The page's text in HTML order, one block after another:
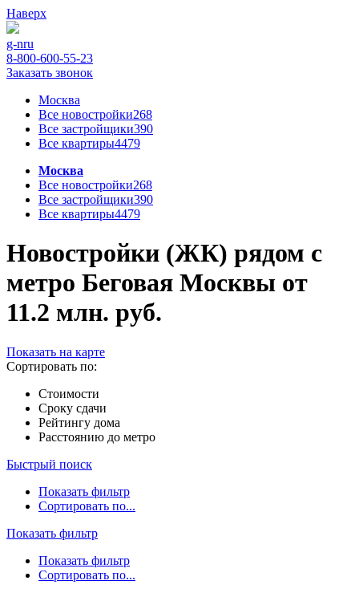
Наверх
g-nru
8-800-600-55-23
Заказать звонок
Москва
Все новостройки268
Все застройщики390
Все квартиры4479
Москва
Все новостройки268
Все застройщики390
Все квартиры4479
Новостройки (ЖК) рядом с
метро Беговая Москвы от
11.2 млн. руб.
Показать на карте
Сортировать по:
Стоимости
Сроку сдачи
Рейтингу дома
Расстоянию до метро
Быстрый поиск
Показать фильтр
Сортировать по...
Показать фильтр
Показать фильтр
Сортировать по...